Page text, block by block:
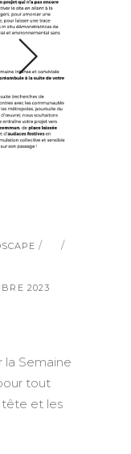
/
2023
la Semaine
tout
tête et les